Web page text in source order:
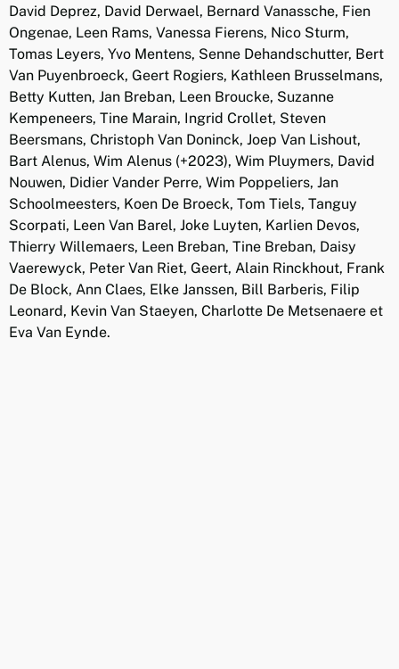
David Deprez, David Derwael, Bernard Vanassche, Fien
Ongenae, Leen Rams, Vanessa Fierens, Nico Sturm,
Tomas Leyers, Yvo Mentens, Senne Dehandschutter, Bert
Van Puyenbroeck, Geert Rogiers, Kathleen Brusselmans,
Betty Kutten, Jan Breban, Leen Broucke, Suzanne
Kempeneers, Tine Marain, Ingrid Crollet, Steven
Beersmans, Christoph Van Doninck, Joep Van Lishout,
Bart Alenus, Wim Alenus (+2023), Wim Pluymers, David
Nouwen, Didier Vander Perre, Wim Poppeliers, Jan
Schoolmeesters, Koen De Broeck, Tom Tiels, Tanguy
Scorpati, Leen Van Barel, Joke Luyten, Karlien Devos,
Thierry Willemaers, Leen Breban, Tine Breban, Daisy
Vaerewyck, Peter Van Riet, Geert, Alain Rinckhout, Frank
De Block, Ann Claes, Elke Janssen, Bill Barberis, Filip
Leonard, Kevin Van Staeyen, Charlotte De Metsenaere et
Eva Van Eynde.